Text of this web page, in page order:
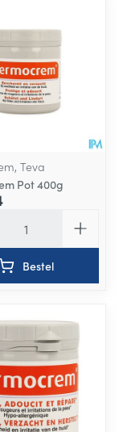
Teva
Pot 400g
Bestel